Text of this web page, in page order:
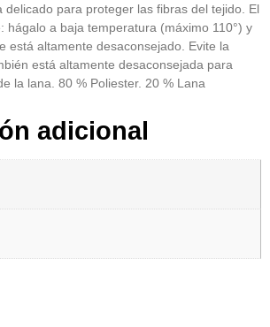
delicado para proteger las fibras del tejido. El
hágalo a baja temperatura (máximo 110°) y
está altamente desaconsejado. Evite la
está altamente desaconsejada para
la lana. 80 % Poliester. 20 % Lana
adicional